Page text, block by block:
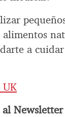
a
UK
Newsletter